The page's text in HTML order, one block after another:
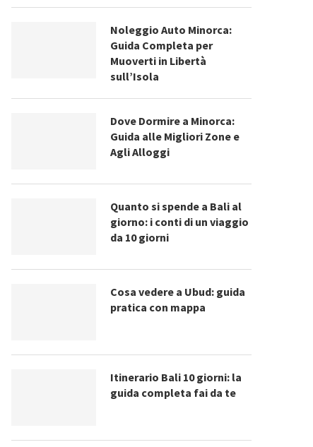
Noleggio Auto Minorca:
Guida Completa per
Muoverti in Libertà
sull’Isola
Dove Dormire a Minorca:
Guida alle Migliori Zone e
Agli Alloggi
Quanto si spende a Bali al
giorno: i conti di un viaggio
da 10 giorni
Cosa vedere a Ubud: guida
pratica con mappa
Itinerario Bali 10 giorni: la
guida completa fai da te